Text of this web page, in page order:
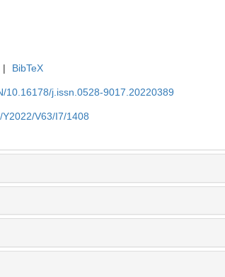
| BibTeX
10.16178/j.issn.0528-9017.20220389
V63/I7/1408